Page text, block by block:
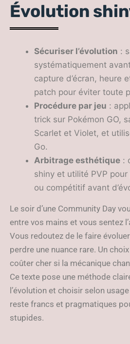
Évolution
Sécuriser l’évolution :
systématiquement
capture d’écran, heure
patch pour éviter toute
Procédure par jeu :
trick sur Pokémon GO,
Scarlet et Violet, et
Go.
Arbitrage esthétique :
shiny et utilité PVP
ou compétitif avant
Le soir d’une Community Day
entre vos mains et vous sentez
Vous redoutez de le faire
perdre une nuance rare. Un
coûter cher si la mécanique
Ce texte pose une méthode
l’évolution et choisir selon
reste francs et pragmatiques
stupides.